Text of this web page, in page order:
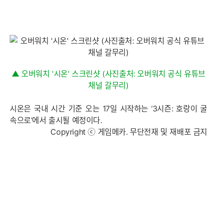
▲ 오버워치 '시온' 스크린샷 (사진출처: 오버워치 공식 유튜브
채널 갈무리)
시온은 국내 시간 기준 오는 17일 시작하는 ‘3시즌: 호랑이 굴
속으로’에서 출시될 예정이다.
Copyright ⓒ 게임메카. 무단전재 및 재배포 금지